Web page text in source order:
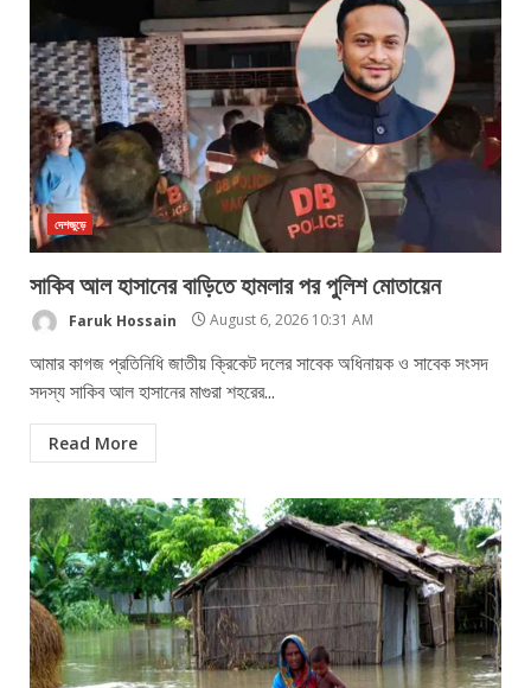
দেশজুড়ে
সাকিব আল হাসানের বাড়িতে হামলার পর পুলিশ মোতায়েন
Faruk Hossain August 6, 2026 10:31 AM
আমার কাগজ প্রতিনিধি জাতীয় ক্রিকেট দলের সাবেক অধিনায়ক ও সাবেক সংসদ
সদস্য সাকিব আল হাসানের মাগুরা শহরের...
Read More